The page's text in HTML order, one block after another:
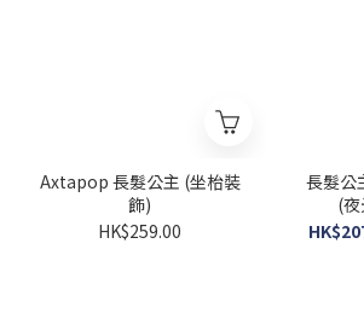
Axtapop 長髮公主 (坐枱裝
飾)
HK$259.00
長髮公
(